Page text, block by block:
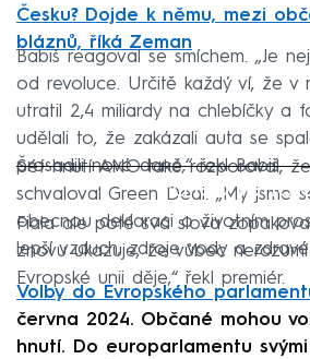
Česku? Dojde k němu, mezi
bláznů, říká Zeman
Babiš reagoval se smíchem. „Je
od revoluce. Určitě každý ví, že v
utratil 2,4 miliardy na chlebíčky a
udělali to, že zakázali auta se
prosadili nové daně,“ řekl Babiš.
Failed to
Šéf hnutí ANO také rozporoval,
schvaloval Green Deal. „My jsme
obecnou deklaraci o životním
lepší vzduch, zdroje vody a zdravé
Fiala ale poté svá slova
znovu ukazuje, že vůbec
Evropské unii děje,“ řekl premiér.
Volby do Evropského
června 2024. Občané mohou
hnutí. Do europarlamentu svými